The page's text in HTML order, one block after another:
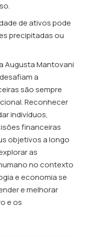
de ativos pode
precipitadas ou
Augusta Mantovani
a
são sempre
Reconhecer
indivíduos,
financeiras
objetivos a longo
as
no contexto
e economia se
e melhorar
e os